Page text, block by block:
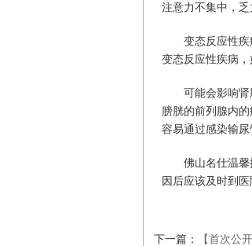
注意力不集中，乏
变态反应性疾病
变态反应性疾病，
可能会影响肾脏
膀胱的前列腺内
容易通过感染输
佛山名仕温馨提
因后应该及时到
下一篇： 【首次公